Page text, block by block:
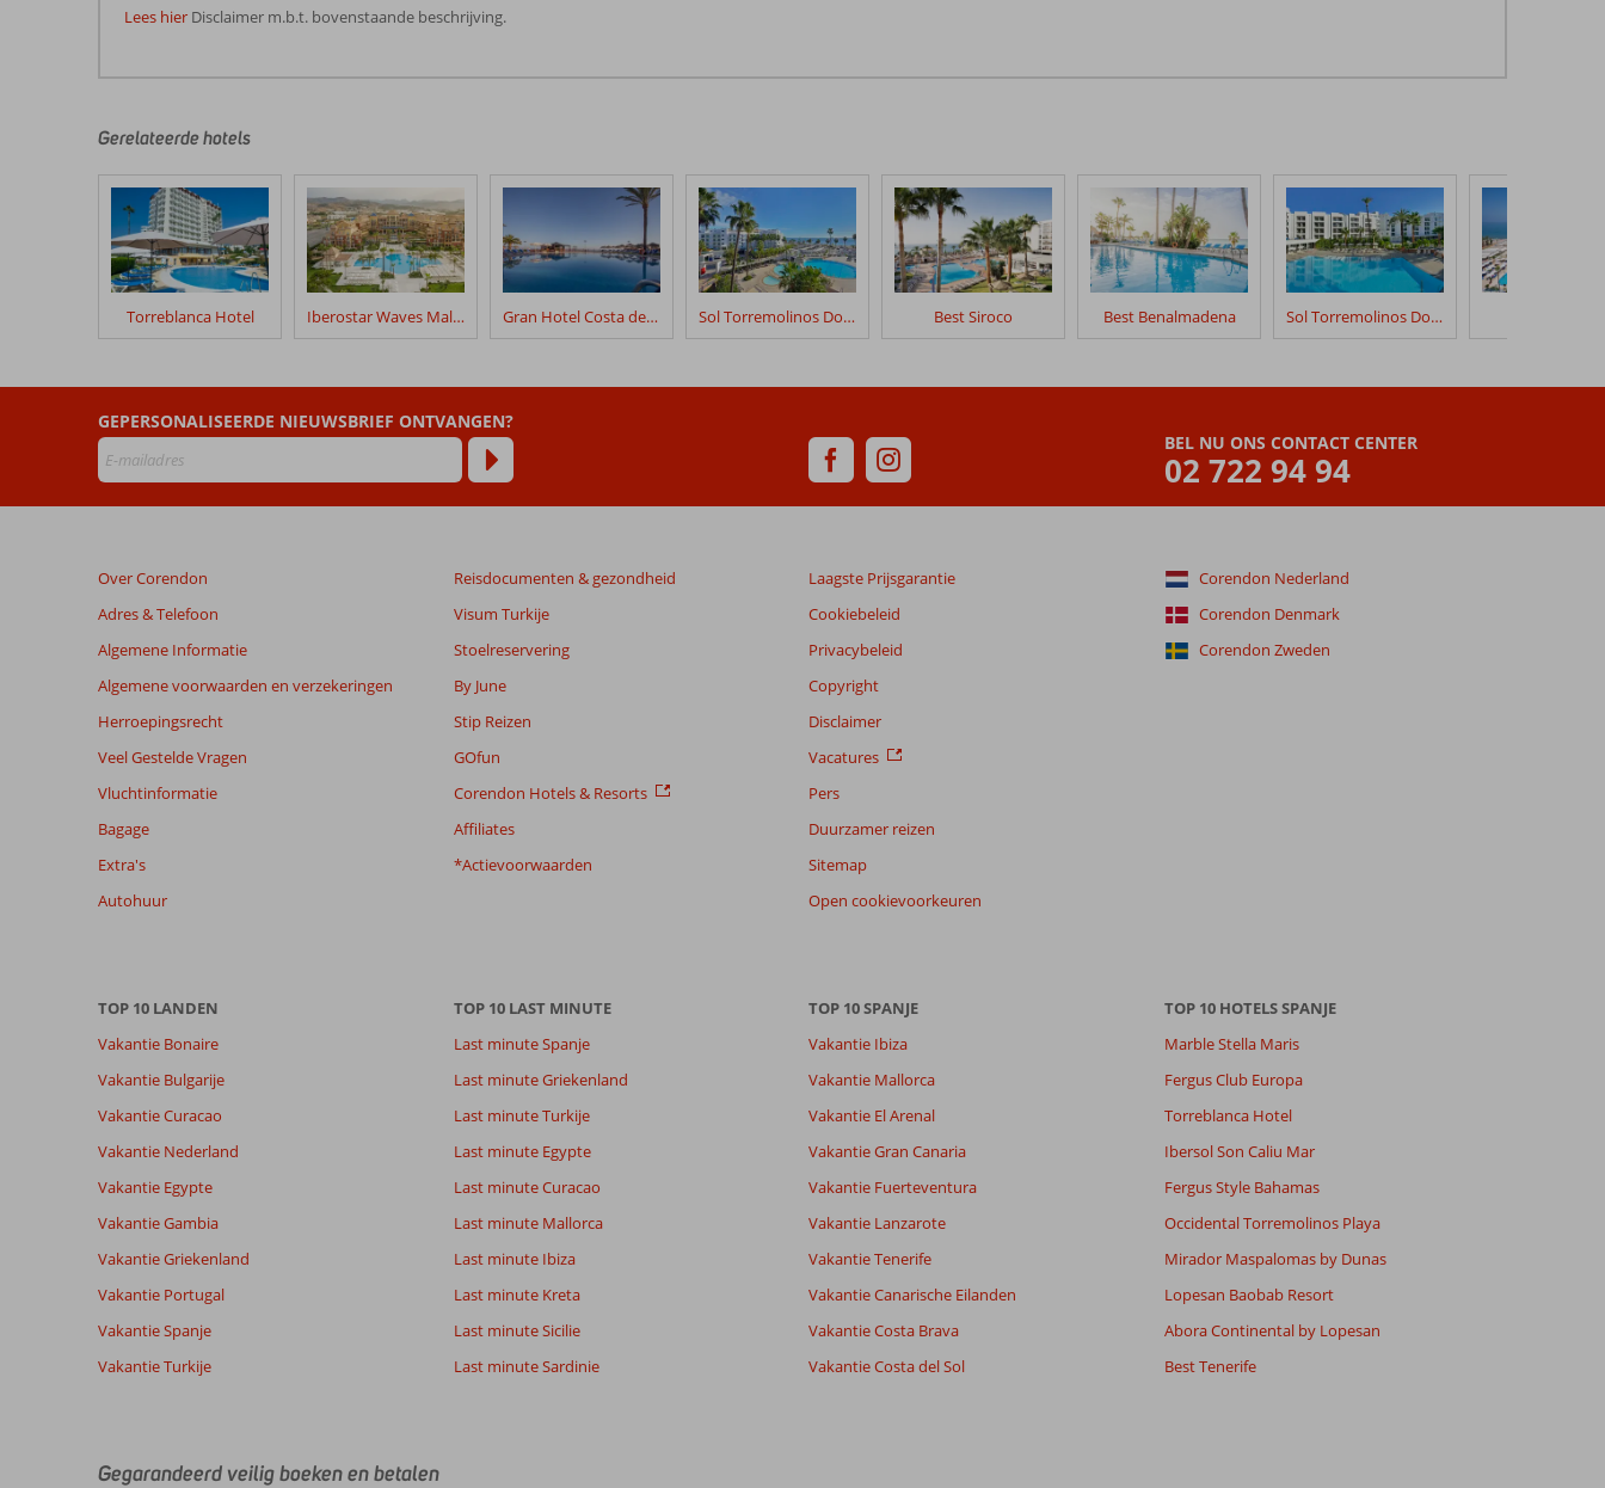
Lees hier Disclaimer m.b.t. bovenstaande beschrijving.
door
klanten
geschreven
na
hun
verblijf
AluaSun
Beoordelingen
die
ouder
zijn
maanden
worden
niet
meer
weergegeven
om
de
relevantie
van
de
beoordelingen.
Gerelateerde hotels
Torreblanca Hotel Iberostar Waves Malaga Playa Gran Hotel Costa del Sol Sol Torremolinos Don Pablo Best Siroco Best Benalmadena Sol Torremolinos Don Pedro
BEL NU ONS CONTACT CENTER
02 722 94 94
GEPERSONALISEERDE NIEUWSBRIEF ONTVANGEN?
Over Corendon
Adres & Telefoon
Algemene Informatie
Algemene voorwaarden en verzekeringen
Herroepingsrecht
Veel Gestelde Vragen
Vluchtinformatie
Bagage
Extra's
Autohuur
Reisdocumenten & gezondheid
Visum Turkije
Stoelreservering
By June
Stip Reizen
GOfun
Corendon Hotels & Resorts
Affiliates
*Actievoorwaarden
Laagste Prijsgarantie
Cookiebeleid
Privacybeleid
Copyright
Disclaimer
Vacatures
Pers
Duurzamer reizen
Sitemap
Open cookievoorkeuren
Corendon Nederland
Corendon Denmark
Corendon Zweden
TOP 10 LANDEN
Vakantie Bonaire
Vakantie Bulgarije
Vakantie Curacao
Vakantie Nederland
Vakantie Egypte
Vakantie Gambia
Vakantie Griekenland
Vakantie Portugal
Vakantie Spanje
Vakantie Turkije
TOP 10 LAST MINUTE
Last minute Spanje
Last minute Griekenland
Last minute Turkije
Last minute Egypte
Last minute Curacao
Last minute Mallorca
Last minute Ibiza
Last minute Kreta
Last minute Sicilie
Last minute Sardinie
TOP 10 SPANJE
Vakantie Ibiza
Vakantie Mallorca
Vakantie El Arenal
Vakantie Gran Canaria
Vakantie Fuerteventura
Vakantie Lanzarote
Vakantie Tenerife
Vakantie Canarische Eilanden
Vakantie Costa Brava
Vakantie Costa del Sol
TOP 10 HOTELS SPANJE
Marble Stella Maris
Fergus Club Europa
Torreblanca Hotel
Ibersol Son Caliu Mar
Fergus Style Bahamas
Occidental Torremolinos Playa
Mirador Maspalomas by Dunas
Lopesan Baobab Resort
Abora Continental by Lopesan
Best Tenerife
Gegarandeerd veilig boeken en betalen